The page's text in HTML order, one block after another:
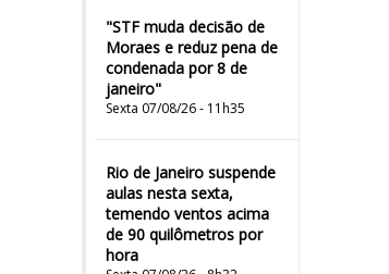
"STF muda decisão de
Moraes e reduz pena de
condenada por 8 de
janeiro"
Sexta 07/08/26 - 11h35
Rio de Janeiro suspende
aulas nesta sexta,
temendo ventos acima
de 90 quilômetros por
hora